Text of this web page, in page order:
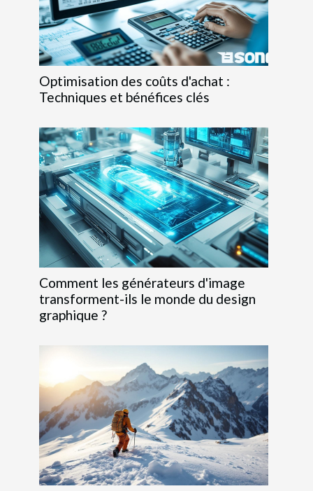
Optimisation des coûts d'achat :
Techniques et bénéfices clés
Comment les générateurs d'image
transforment-ils le monde du design
graphique ?